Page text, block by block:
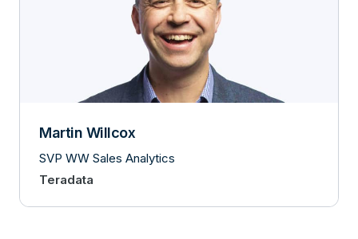
Martin Willcox
SVP WW Sales Analytics
Teradata